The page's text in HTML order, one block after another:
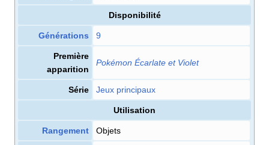
Disponibilité
Générations 9
Première
apparition
Pokémon Écarlate et Violet
Série Jeux principaux
Utilisation
Rangement Objets